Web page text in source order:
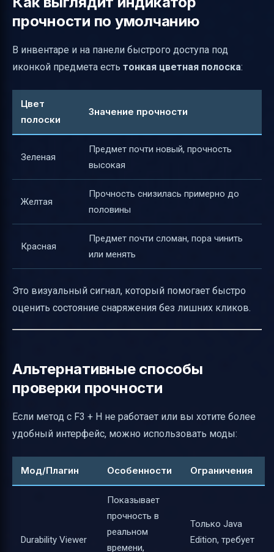
прочности по умолчанию
В инвентаре и на панели быстрого доступа под
иконкой предмета есть тонкая цветная полоска:
Цвет
полоски
Значение прочности
Зеленая
Предмет почти новый, прочность
высокая
Желтая
Прочность снизилась примерно до
половины
Красная
Предмет почти сломан, пора чинить
или менять
Это визуальный сигнал, который помогает быстро
оценить состояние снаряжения без лишних кликов.
Альтернативные способы
проверки прочности
Если метод с F3 + H не работает или вы хотите более
удобный интерфейс, можно использовать моды:
Мод/Плагин Особенности Ограничения
Durability Viewer
Показывает
прочность в
реальном
времени,
Только Java
Edition, требует